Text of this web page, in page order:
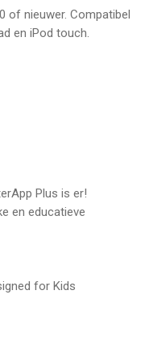
wat je toelaat om
kun je kiezen of
met alle
of nieuwer. Compatibel
en iPod touch.
Plus is er!
en educatieve
for Kids